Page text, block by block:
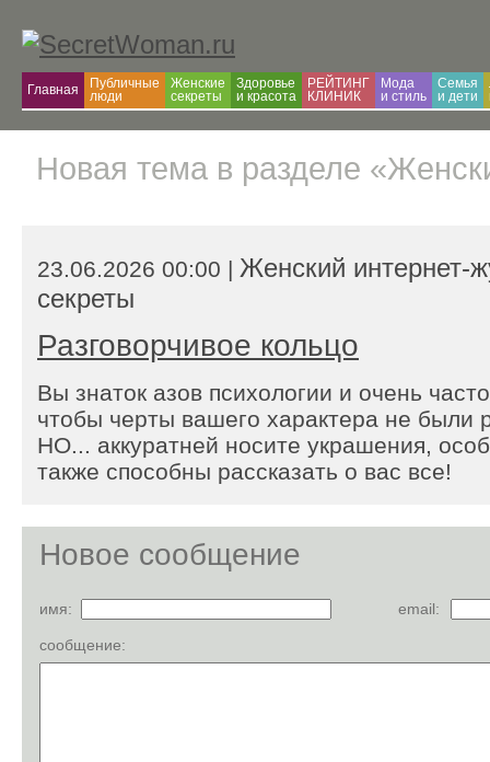
Главная
Публичные
люди
Женские
секреты
Здоровье
и красота
РЕЙТИНГ
КЛИНИК
Мода
и cтиль
Семья
и дети
Новая тема в разделе
23.06.2026 00:00 | Женский интернет-
секреты
Разговорчивое кольцо
Вы знаток азов психологии и очень
чтобы черты вашего характера не
НО... аккуратней носите украшения,
также способны рассказать о вас все!
Новое сообщение
имя: email:
сообщение: